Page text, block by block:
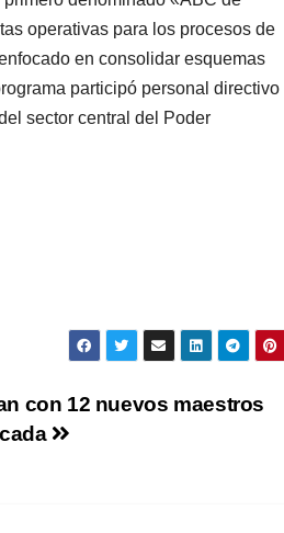
operativas para los procesos de
en consolidar esquemas
participó personal directivo
sector central del Poder
con 12 nuevos maestros